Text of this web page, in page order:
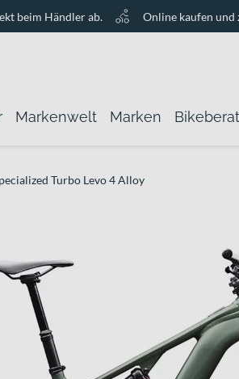
beim Händler ab. Online kaufen und
Markenwelt Marken
Turbo Levo 4 Alloy